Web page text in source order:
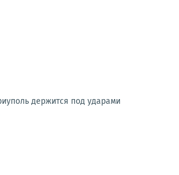
держится под ударами